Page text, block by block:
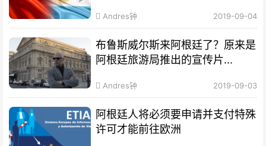
Andres钟 2019-09-04
布鲁斯威尔斯来阿根廷了？原来是
阿根廷旅游局推出的宣传片...
Andres钟 2019-09-03
阿根廷人将必须要申请并支付特殊
许可才能前往欧洲